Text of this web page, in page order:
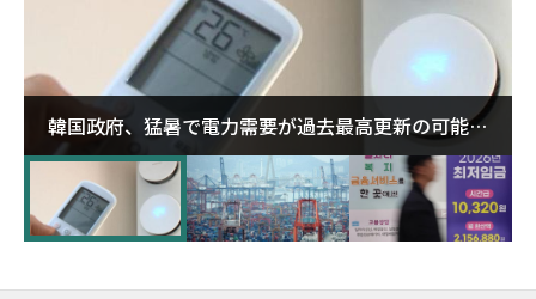
韓国政府、猛暑で電力需要が過去最高更新の可能性
に需給対応体制を点検